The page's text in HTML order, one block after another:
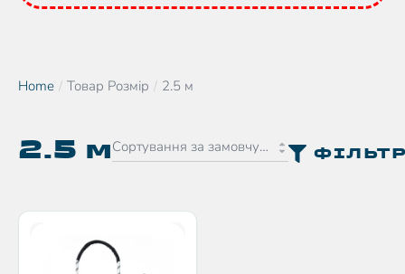
You are here:
Home Товар Розмір 2.5 м
2.5 м